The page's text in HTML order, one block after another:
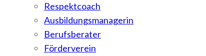
Respektcoach
Ausbildungsmanagerin
Berufsberater
Förderverein